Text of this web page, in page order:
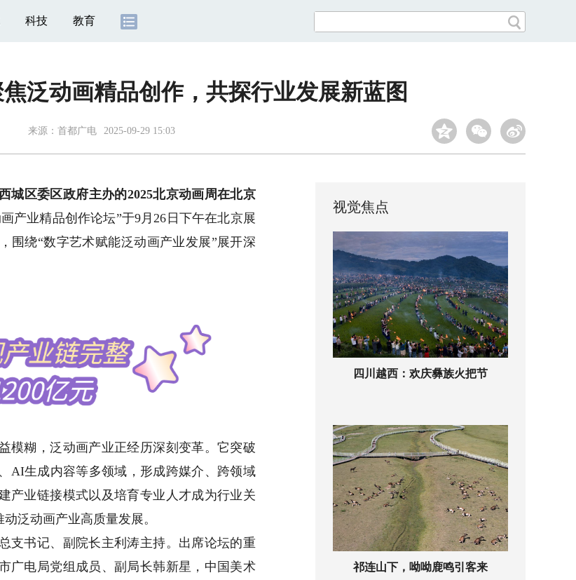
科技 教育
泛动画精品创作，共探行业发展新蓝图
来源： 首都广电 2025-09-29 15:03
城区委区政府主办的2025北京动画周在北京
产业精品创作论坛”于9月26日下午在北京展
围绕“数字艺术赋能泛动画产业发展”展开深
糊，泛动画产业正经历深刻变革。它突破
AI生成内容等多领域，形成跨媒介、跨领域
产业链接模式以及培育专业人才成为行业关
泛动画产业高质量发展。
书记、副院长主利涛主持。出席论坛的重
广电局党组成员、副局长韩新星，中国美术
视觉焦点
四川越西：欢庆彝族火把节
祁连山下，呦呦鹿鸣引客来